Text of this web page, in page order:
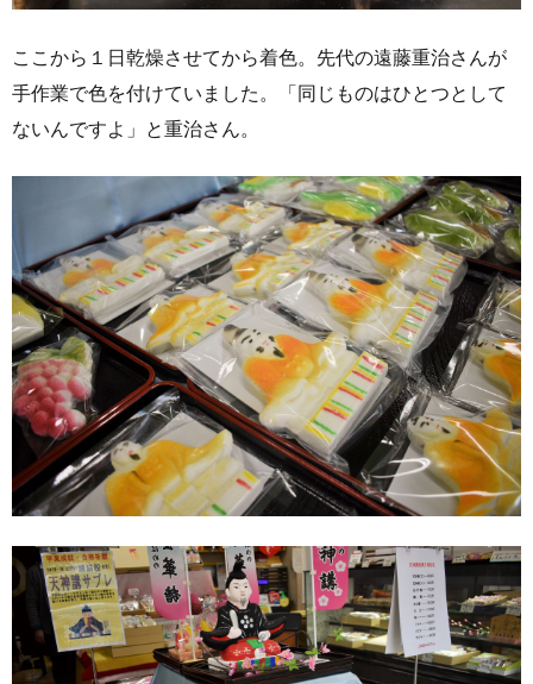
ここから１日乾燥させてから着色。先代の遠藤重治さんが
手作業で色を付けていました。「同じものはひとつとして
ないんですよ」と重治さん。